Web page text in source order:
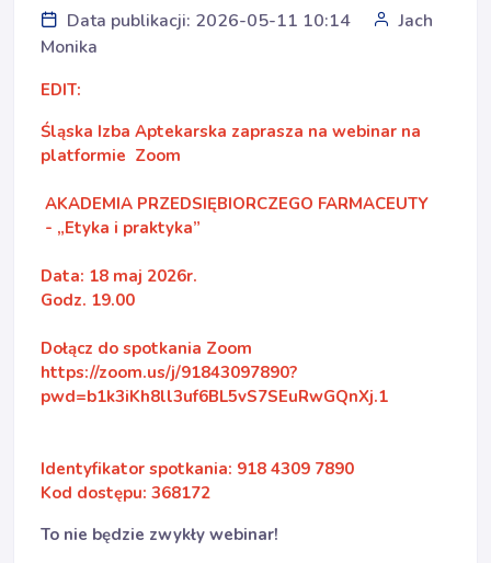
Data publikacji: 2026-05-11 10:14
Jach
Monika
EDIT:
Śląska Izba Aptekarska zaprasza na webinar na
platformie Zoom
AKADEMIA PRZEDSIĘBIORCZEGO FARMACEUTY
- „Etyka i praktyka”
Data: 18 maj 2026r.
Godz. 19.00
Dołącz do spotkania Zoom
https://zoom.us/j/91843097890?
pwd=b1k3iKh8ll3uf6BL5vS7SEuRwGQnXj.1
Identyfikator spotkania: 918 4309 7890
Kod dostępu: 368172
To nie będzie zwykły webinar!